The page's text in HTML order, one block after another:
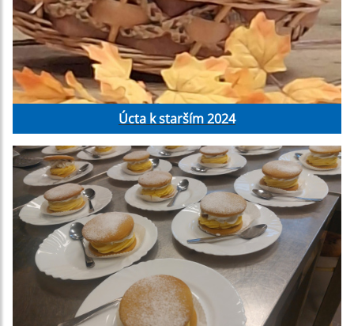
Úcta k starším 2024